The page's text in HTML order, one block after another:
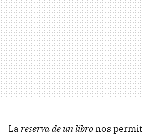
La reserva de un libro nos